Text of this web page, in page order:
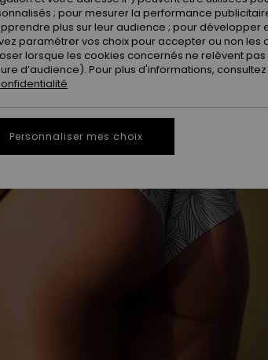
; pour mesurer la performance
plus sur leur audience ; pour développer
paramétrer vos choix pour accepter ou non les
lorsque les cookies concernés ne relèvent
d’audience). Pour plus d'informations, consultez
Personnaliser mes choix